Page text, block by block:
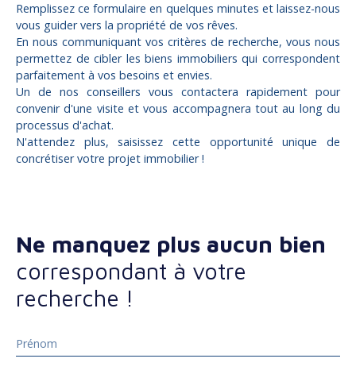
Remplissez ce formulaire en quelques minutes et laissez-nous
vous guider vers la propriété de vos rêves.
En nous communiquant vos critères de recherche, vous nous
permettez de cibler les biens immobiliers qui correspondent
parfaitement à vos besoins et envies.
Un de nos conseillers vous contactera rapidement pour
convenir d'une visite et vous accompagnera tout au long du
processus d'achat.
N'attendez plus, saisissez cette opportunité unique de
concrétiser votre projet immobilier !
Ne manquez plus aucun bien
correspondant à votre
recherche !
Prénom